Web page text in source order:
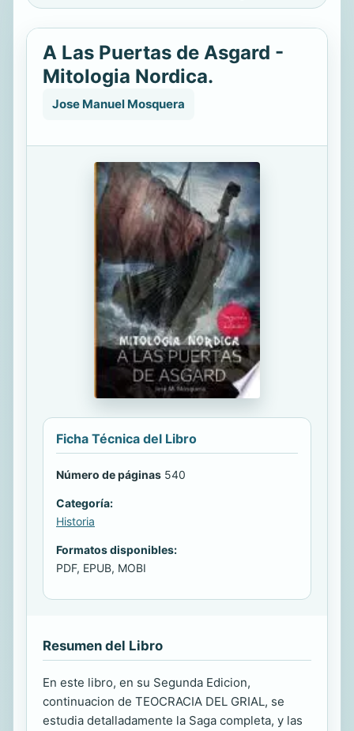
A Las Puertas de Asgard -
Mitologia Nordica.
Jose Manuel Mosquera
Ficha Técnica del Libro
Número de páginas 540
Categoría:
Historia
Formatos disponibles:
PDF, EPUB, MOBI
Resumen del Libro
En este libro, en su Segunda Edicion,
continuacion de TEOCRACIA DEL GRIAL, se
estudia detalladamente la Saga completa, y las